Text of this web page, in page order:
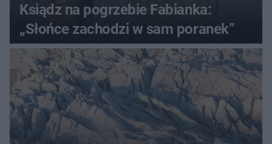
Ksiądz na pogrzebie Fabianka:
„Słońce zachodzi w sam poranek”